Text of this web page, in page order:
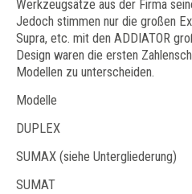
Werkzeugsätze aus der Firma
Jedoch stimmen nur die großen
Supra, etc. mit den ADDIATOR
Design waren die ersten
Modellen zu unterscheiden.
Modelle
DUPLEX
SUMAX (siehe Untergliederung)
SUMAT